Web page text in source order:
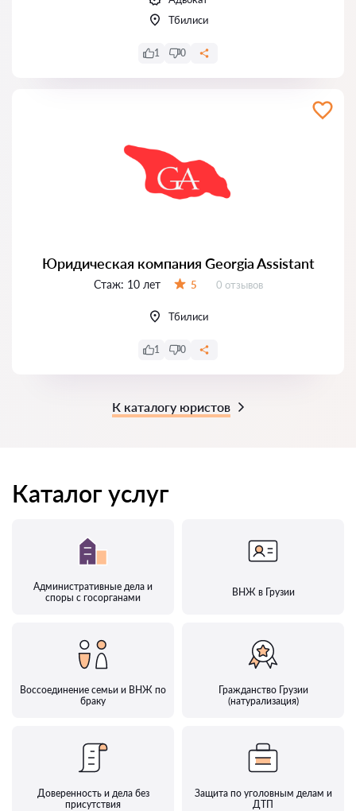
Тбилиси
1 0
Юридическая компания Georgia Assistant
Стаж: 10 лет 5 Отзывов:
0 отзывов
Тбилиси
1 0
К каталогу юристов
Каталог услуг
Административные дела и
споры с госорганами
ВНЖ в Грузии
Воссоединение семьи и ВНЖ по
браку
Гражданство Грузии
(натурализация)
Доверенность и дела без
присутствия
Защита по уголовным делам и
ДТП